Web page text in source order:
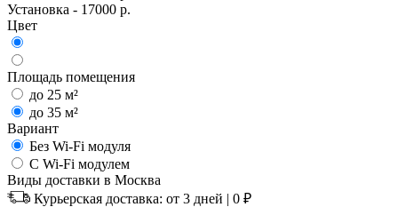
Установка - 17000 р.
Цвет
Площадь помещения
до 25 м²
до 35 м²
Вариант
Без Wi-Fi модуля
С Wi-Fi модулем
Виды доставки в Москва
Курьерская доставка: от 3 дней | 0 ₽